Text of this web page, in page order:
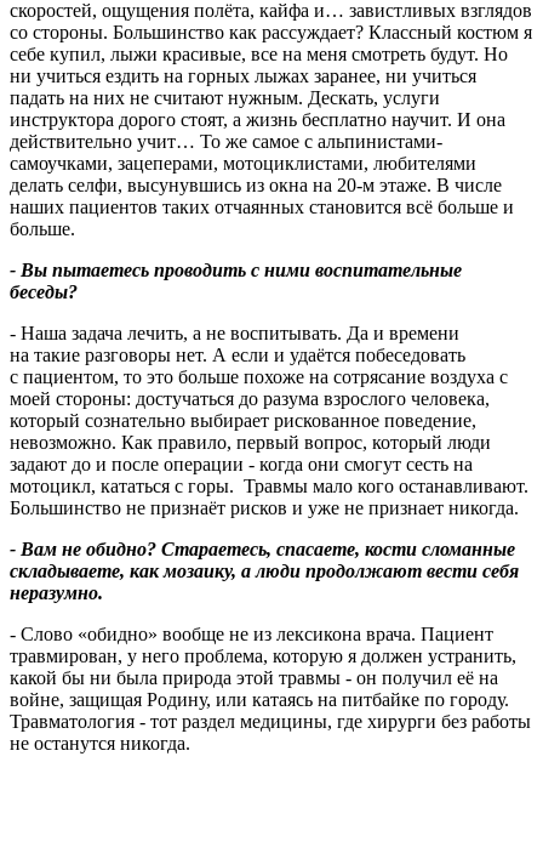
скоростей, ощущения полёта, кайфа и… завистливых взглядов
со стороны. Большинство как рассуждает? Классный костюм я
себе купил, лыжи красивые, все на меня смотреть будут. Но
ни учиться ездить на горных лыжах заранее, ни учиться
падать на них не считают нужным. Дескать, услуги
инструктора дорого стоят, а жизнь бесплатно научит. И она
действительно учит… То же самое с альпинистами-
самоучками, зацеперами, мотоциклистами, любителями
делать селфи, высунувшись из окна на 20-м этаже. В числе
наших пациентов таких отчаянных становится всё больше и
больше.
- Вы пытаетесь проводить с ними воспитательные
беседы?
- Наша задача лечить, а не воспитывать. Да и времени
на такие разговоры нет. А если и удаётся побеседовать
с пациентом, то это больше похоже на сотрясание воздуха с
моей стороны: достучаться до разума взрослого человека,
который сознательно выбирает рискованное поведение,
невозможно. Как правило, первый вопрос, который люди
задают до и после операции - когда они смогут сесть на
мотоцикл, кататься с горы. Травмы мало кого останавливают.
Большинство не признаёт рисков и уже не признает никогда.
- Вам не обидно? Стараетесь, спасаете, кости сломанные
складываете, как мозаику, а люди продолжают вести себя
неразумно.
- Слово «обидно» вообще не из лексикона врача. Пациент
травмирован, у него проблема, которую я должен устранить,
какой бы ни была природа этой травмы - он получил её на
войне, защищая Родину, или катаясь на питбайке по городу.
Травматология - тот раздел медицины, где хирурги без работы
не останутся никогда.